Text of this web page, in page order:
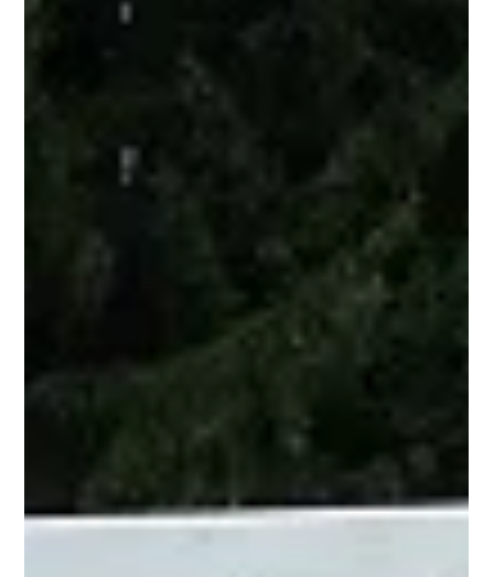
Erfolgreiches Beachturnier
2024 mit Seriensiegerinnen
und einem dramatischen
Herrenfinale
Am vergangenen Samstag, den 20. Juli 2024, fand das
alljährliche Beachturnier des TC Frittlingen und des TV